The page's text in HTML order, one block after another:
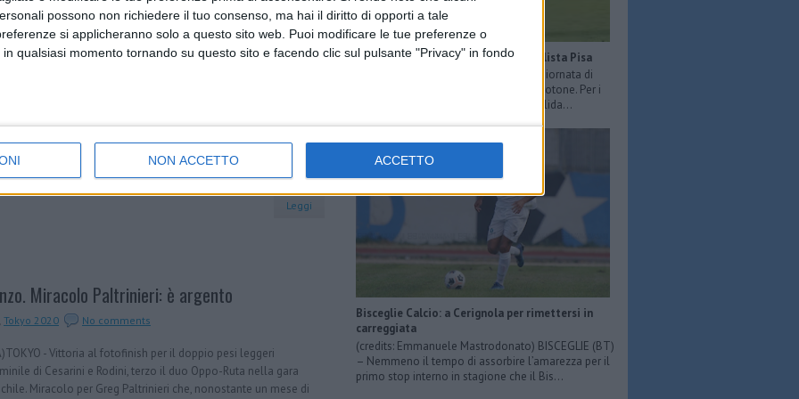
possono non richiedere il tuo consenso, ma hai il diritto di opporti a tale
si applicheranno solo a questo sito web. Puoi modificare le tue preferenze o
qualsiasi momento tornando su questo sito e facendo clic sul pulsante "Privacy" in fondo
NON ACCETTO ACCETTO
pesi categoria -81 kg, preceduto solo dal...
Leggi
nella boxe
della storia per il pugilato femminile. Intanto, Simone Biles
Leggi
Miracolo Paltrinieri: è argento
Tokyo 2020 No comments
- Vittoria al fotofinish per il doppio pesi leggeri
di Cesarini e Rodini, terzo il duo Oppo-Ruta nella gara
Miracolo per Greg Paltrinieri che, nonostante un mese di
Calcio, Serie B: sconfitta per la capolista Pisa
FRANCESCO LOIACONO - Nell’ottava giornata di
andata di Serie B il Pisa perde 2-1 a Crotone. Per i
toscani è la prima sconfitta ma consolida...
Bisceglie Calcio: a Cerignola per rimettersi in
carreggiata
(credits: Emmanuele Mastrodonato) BISCEGLIE (BT)
– Nemmeno il tempo di assorbire l’amarezza per il
primo stop interno in stagione che il Bis...